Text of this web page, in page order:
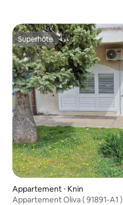
Superhôte
Superhôte
Appartement ⋅ Knin
Appartement Oliva ( 91891-A1 )